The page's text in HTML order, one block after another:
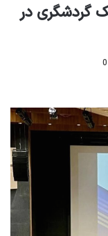
بانک گردشگری در
0